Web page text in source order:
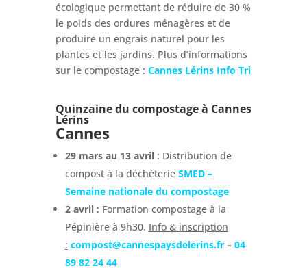
écologique permettant de réduire de 30 %
le poids des ordures ménagères et de
produire un engrais naturel pour les
plantes et les jardins. Plus d’informations
sur le compostage : Cannes Lérins Info Tri
Quinzaine du compostage à Cannes
Lérins
Cannes
29 mars au 13 avril: Distribution de
compost à la déchèterie SMED –
Semaine nationale du compostage
2 avril: Formation compostage à la
Pépinière à 9h30. Info & inscription
: compost@cannespaysdelerins.fr– 04
89 82 24 44